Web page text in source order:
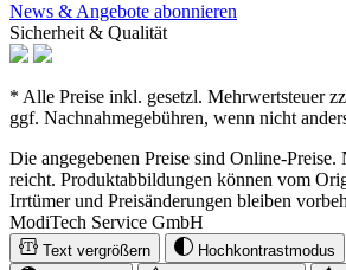
News & Angebote abonnieren
Sicherheit & Qualität
* Alle Preise inkl. gesetzl. Mehrwertsteuer
ggf. Nachnahmegebühren, wenn nicht
Die angegebenen Preise sind Online-Preise.
reicht. Produktabbildungen können vom
Irrtümer und Preisänderungen bleiben
ModiTech Service GmbH
Text vergrößern Hochkontrastmodus